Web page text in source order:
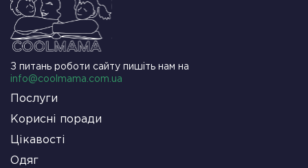
З питань роботи сайту пишіть нам на
info@coolmama.com.ua
Послуги
Корисні поради
Цікавості
Одяг